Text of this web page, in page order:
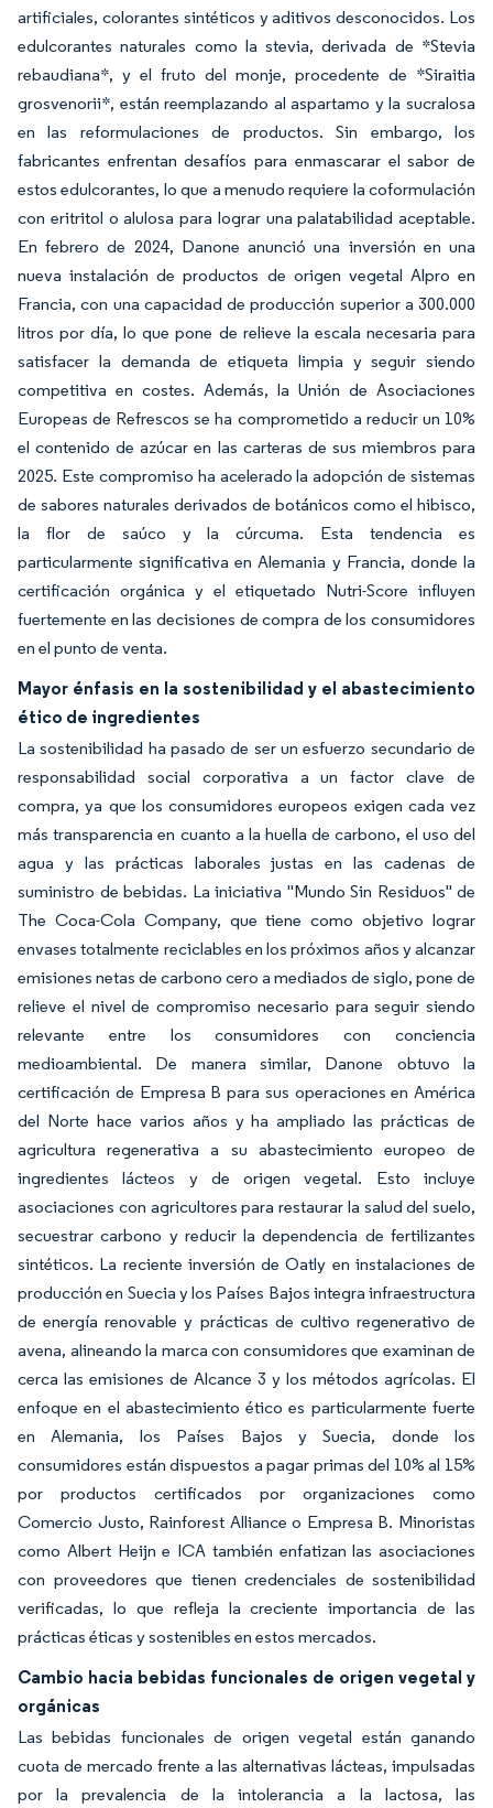
artificiales, colorantes sintéticos y aditivos desconocidos. Los
edulcorantes naturales como la stevia, derivada de *Stevia
rebaudiana*, y el fruto del monje, procedente de *Siraitia
grosvenorii*, están reemplazando al aspartamo y la sucralosa
en las reformulaciones de productos. Sin embargo, los
fabricantes enfrentan desafíos para enmascarar el sabor de
estos edulcorantes, lo que a menudo requiere la coformulación
con eritritol o alulosa para lograr una palatabilidad aceptable.
En febrero de 2024, Danone anunció una inversión en una
nueva instalación de productos de origen vegetal Alpro en
Francia, con una capacidad de producción superior a 300.000
litros por día, lo que pone de relieve la escala necesaria para
satisfacer la demanda de etiqueta limpia y seguir siendo
competitiva en costes. Además, la Unión de Asociaciones
Europeas de Refrescos se ha comprometido a reducir un 10%
el contenido de azúcar en las carteras de sus miembros para
2025. Este compromiso ha acelerado la adopción de sistemas
de sabores naturales derivados de botánicos como el hibisco,
la flor de saúco y la cúrcuma. Esta tendencia es
particularmente significativa en Alemania y Francia, donde la
certificación orgánica y el etiquetado Nutri-Score influyen
fuertemente en las decisiones de compra de los consumidores
en el punto de venta.
Mayor énfasis en la sostenibilidad y el abastecimiento
ético de ingredientes
La sostenibilidad ha pasado de ser un esfuerzo secundario de
responsabilidad social corporativa a un factor clave de
compra, ya que los consumidores europeos exigen cada vez
más transparencia en cuanto a la huella de carbono, el uso del
agua y las prácticas laborales justas en las cadenas de
suministro de bebidas. La iniciativa "Mundo Sin Residuos" de
The Coca-Cola Company, que tiene como objetivo lograr
envases totalmente reciclables en los próximos años y alcanzar
emisiones netas de carbono cero a mediados de siglo, pone de
relieve el nivel de compromiso necesario para seguir siendo
relevante entre los consumidores con conciencia
medioambiental. De manera similar, Danone obtuvo la
certificación de Empresa B para sus operaciones en América
del Norte hace varios años y ha ampliado las prácticas de
agricultura regenerativa a su abastecimiento europeo de
ingredientes lácteos y de origen vegetal. Esto incluye
asociaciones con agricultores para restaurar la salud del suelo,
secuestrar carbono y reducir la dependencia de fertilizantes
sintéticos. La reciente inversión de Oatly en instalaciones de
producción en Suecia y los Países Bajos integra infraestructura
de energía renovable y prácticas de cultivo regenerativo de
avena, alineando la marca con consumidores que examinan de
cerca las emisiones de Alcance 3 y los métodos agrícolas. El
enfoque en el abastecimiento ético es particularmente fuerte
en Alemania, los Países Bajos y Suecia, donde los
consumidores están dispuestos a pagar primas del 10% al 15%
por productos certificados por organizaciones como
Comercio Justo, Rainforest Alliance o Empresa B. Minoristas
como Albert Heijn e ICA también enfatizan las asociaciones
con proveedores que tienen credenciales de sostenibilidad
verificadas, lo que refleja la creciente importancia de las
prácticas éticas y sostenibles en estos mercados.
Cambio hacia bebidas funcionales de origen vegetal y
orgánicas
Las bebidas funcionales de origen vegetal están ganando
cuota de mercado frente a las alternativas lácteas, impulsadas
por la prevalencia de la intolerancia a la lactosa, las